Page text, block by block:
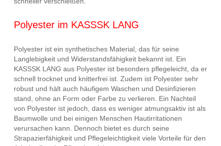
Polyester im KASSSK LANG
Polyester ist ein synthetisches Material, das für seine
Langlebigkeit und Widerstandsfähigkeit bekannt ist. Ein
KASSSK LANG aus Polyester ist besonders pflegeleicht, da er
schnell trocknet und knitterfrei ist. Zudem ist Polyester sehr
robust und hält auch häufigem Waschen und Desinfizieren
stand, ohne an Form oder Farbe zu verlieren. Ein Nachteil
von Polyester ist jedoch, dass es weniger atmungsaktiv ist als
Baumwolle und bei einigen Menschen Hautirritationen
verursachen kann. Dennoch bietet es durch seine
Strapazierfähigkeit und Pflegeleichtigkeit viele Vorteile für den